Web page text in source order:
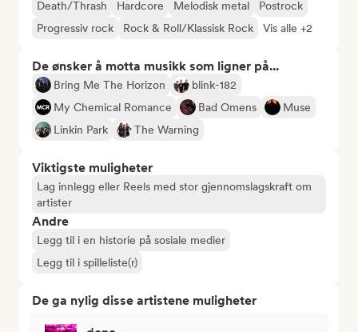
Death/Thrash Hardcore Melodisk metal
Postrock
Progressiv rock
Rock & Roll/Klassisk Rock Vis alle +2
De ønsker å motta musikk som ligner på...
Bring Me The Horizon
blink-182
My Chemical Romance
Bad Omens
Muse
Linkin Park
The Warning
Viktigste muligheter
Lag innlegg eller Reels med stor gjennomslagskraft om
artister
Andre
Legg til i en historie på sosiale medier
Legg til i spilleliste(r)
De ga nylig disse artistene muligheter